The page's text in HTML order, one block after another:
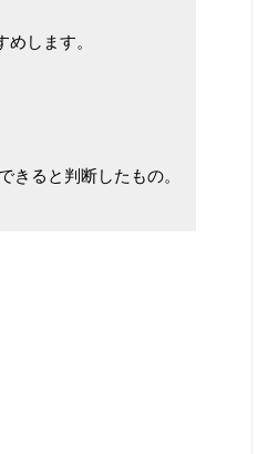
します。
きると判断したもの。